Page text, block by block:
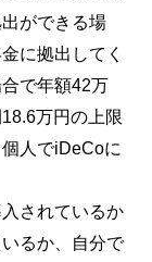
ができる場
に拠出してく
で年額42万
万円の上限
人でiDeCoに
されているか
るか、自分で